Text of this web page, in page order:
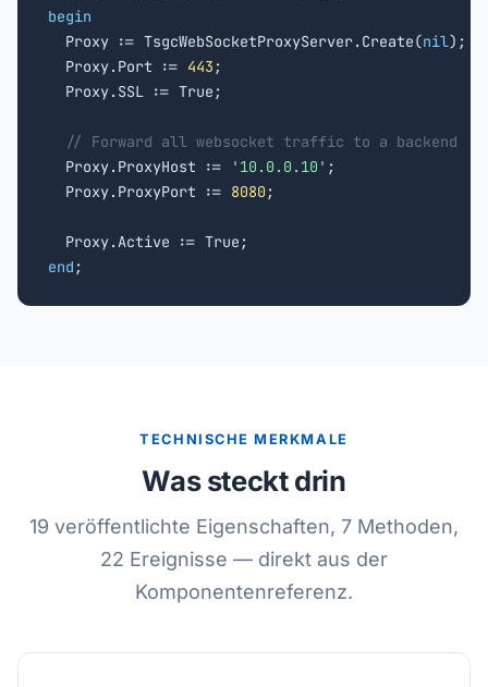
begin
Proxy := TsgcWebSocketProxyServer.Create(nil);
  Proxy.Port :=
443 ;
  Proxy.SSL := True;
// Forward all websocket traffic to a backend
  Proxy.ProxyHost :=
'10.0.0.10' ;
  Proxy.ProxyPort :=
8080 ;
end ;
TECHNISCHE MERKMALE
Was steckt drin
19 veröffentlichte Eigenschaften, 7 Methoden,
22 Ereignisse — direkt aus der
Komponentenreferenz.